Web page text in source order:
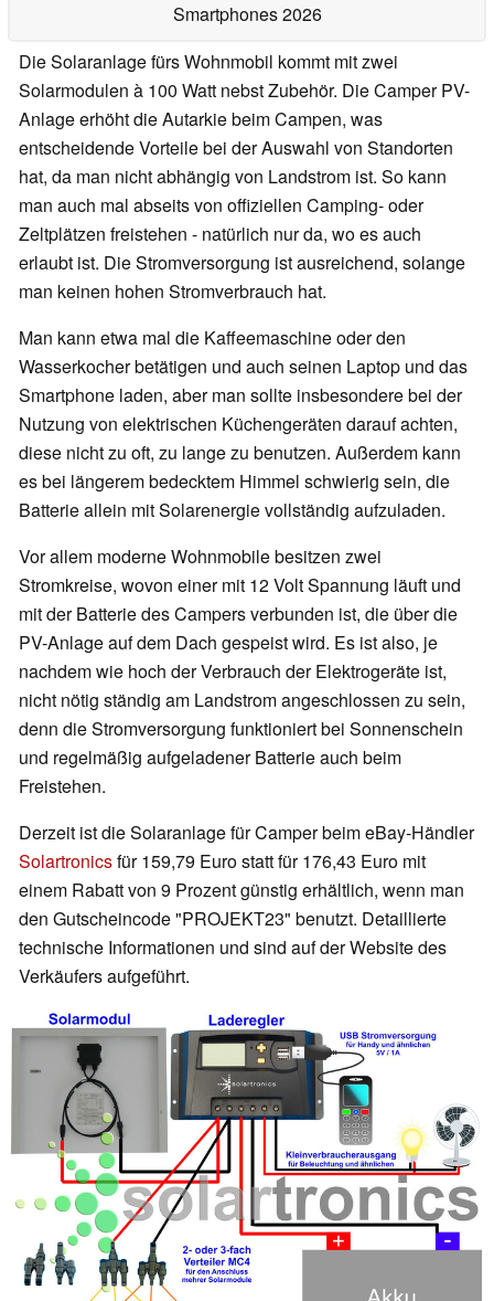
Smartphones 2026
Die Solaranlage fürs Wohnmobil kommt mit zwei
Solarmodulen à 100 Watt nebst Zubehör. Die Camper PV-
Anlage erhöht die Autarkie beim Campen, was
entscheidende Vorteile bei der Auswahl von Standorten
hat, da man nicht abhängig von Landstrom ist. So kann
man auch mal abseits von offiziellen Camping- oder
Zeltplätzen freistehen - natürlich nur da, wo es auch
erlaubt ist. Die Stromversorgung ist ausreichend, solange
man keinen hohen Stromverbrauch hat.
Man kann etwa mal die Kaffeemaschine oder den
Wasserkocher betätigen und auch seinen Laptop und das
Smartphone laden, aber man sollte insbesondere bei der
Nutzung von elektrischen Küchengeräten darauf achten,
diese nicht zu oft, zu lange zu benutzen. Außerdem kann
es bei längerem bedecktem Himmel schwierig sein, die
Batterie allein mit Solarenergie vollständig aufzuladen.
Vor allem moderne Wohnmobile besitzen zwei
Stromkreise, wovon einer mit 12 Volt Spannung läuft und
mit der Batterie des Campers verbunden ist, die über die
PV-Anlage auf dem Dach gespeist wird. Es ist also, je
nachdem wie hoch der Verbrauch der Elektrogeräte ist,
nicht nötig ständig am Landstrom angeschlossen zu sein,
denn die Stromversorgung funktioniert bei Sonnenschein
und regelmäßig aufgeladener Batterie auch beim
Freistehen.
Derzeit ist die Solaranlage für Camper beim eBay-Händler
Solartronicsfür 159,79 Euro statt für 176,43 Euro mit
einem Rabatt von 9 Prozent günstig erhältlich, wenn man
den Gutscheincode "PROJEKT23" benutzt. Detaillierte
technische Informationen und sind auf der Website des
Verkäufers aufgeführt.